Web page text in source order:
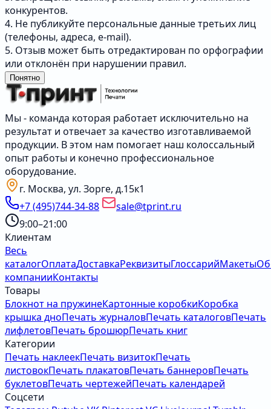
конкурентов.
4. Не публикуйте персональные данные третьих лиц
(телефоны, адреса, e-mail).
5. Отзыв может быть отредактирован по орфографии
или отклонён при нарушении правил.
Понятно
Мы - команда которая работает исключительно на
результат и отвечает за качество изготавливаемой
продукции. В этом нам помогает наш колоссальный
опыт работы и конечно профессиональное
оборудование.
г. Москва, ул. Зорге, д.15к1
+7 (495)744-34-88
sale@tprint.ru
9:00–21:00
Клиентам
Весь
каталогОплатаДоставкаРеквизитыГлоссарийМакеты
компанииКонтакты
Товары
Блокнот на пружинеКартонные коробкиКоробка
крышка дноПечать журналовПечать каталоговПечать
лифлетовПечать брошюрПечать книг
Категории
Печать наклеекПечать визитокПечать
листовокПечать плакатовПечать баннеровПечать
буклетовПечать чертежейПечать календарей
Соцсети